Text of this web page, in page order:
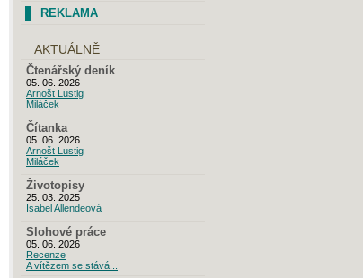
REKLAMA
AKTUÁLNĚ
Čtenářský deník
05. 06. 2026
Arnošt Lustig
Miláček
Čítanka
05. 06. 2026
Arnošt Lustig
Miláček
Životopisy
25. 03. 2025
Isabel Allendeová
Slohové práce
05. 06. 2026
Recenze
A vítězem se stává...